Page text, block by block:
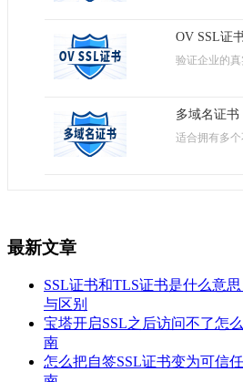
OV SSL证
验证企业的
多域名证书
适合拥有多
最新文章
SSL证书和TLS证书是什么意
与区别
宝塔开启SSL之后访问不了怎
南
怎么把自签SSL证书变为可信